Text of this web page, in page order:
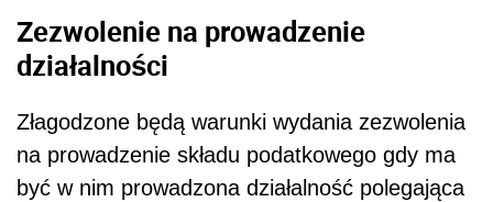
Zezwolenie na prowadzenie
działalności
Złagodzone będą warunki wydania zezwolenia
na prowadzenie składu podatkowego gdy ma
być w nim prowadzona działalność polegająca